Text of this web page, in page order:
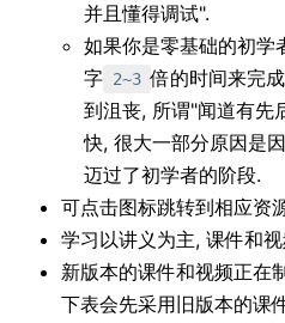
并且懂得调试".
如果你是零基础的初学
字 2~3 倍的时间来完
到沮丧, 所谓"闻道有先
快, 很大一部分原因是
迈过了初学者的阶段.
可点击图标跳转到相应资
学习以讲义为主, 课件和
新版本的课件和视频正在
下表会先采用旧版本的课